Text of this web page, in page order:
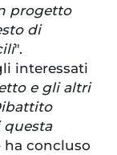
progetto
di
".
interessati
e gli altri
questa
ha concluso